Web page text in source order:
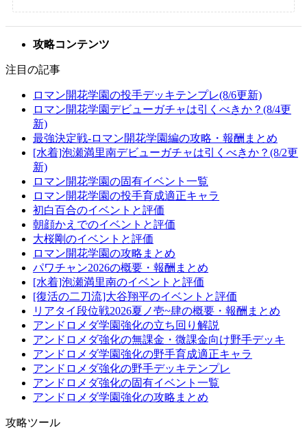
攻略コンテンツ
注目の記事
ロマン開花学園の投手デッキテンプレ(8/6更新)
ロマン開花学園デビューガチャは引くべきか？(8/4更
新)
最強決定戦-ロマン開花学園編の攻略・報酬まとめ
[水着]泡瀬満里南デビューガチャは引くべきか？(8/2更
新)
ロマン開花学園の固有イベント一覧
ロマン開花学園の投手育成適正キャラ
初白百合のイベントと評価
朝顔かえでのイベントと評価
大桜剛のイベントと評価
ロマン開花学園の攻略まとめ
パワチャン2026の概要・報酬まとめ
[水着]泡瀬満里南のイベントと評価
[復活の二刀流]大谷翔平のイベントと評価
リアタイ段位戦2026夏ノ壱~肆の概要・報酬まとめ
アンドロメダ学園強化の立ち回り解説
アンドロメダ強化の無課金・微課金向け野手デッキ
アンドロメダ学園強化の野手育成適正キャラ
アンドロメダ強化の野手デッキテンプレ
アンドロメダ強化の固有イベント一覧
アンドロメダ学園強化の攻略まとめ
攻略ツール